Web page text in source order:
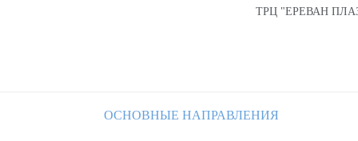
ТРЦ "ЕРЕВАН
ОСНОВНЫЕ НАПРАВЛЕНИЯ